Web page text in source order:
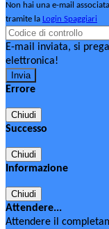
Non hai una e-mail
tramite la Login Spaggiari
E-mail inviata, si
elettronica!
Errore
Chiudi
Successo
Chiudi
Informazione
Chiudi
Attendere...
Attendere il